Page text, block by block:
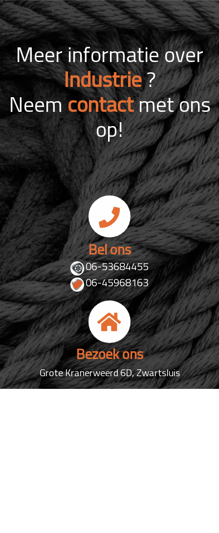
Meer informatie over
Industrie?
Neemcontactmet ons
op!
Bel ons
06-53684455
06-45968163
Bezoek ons
Grote Kranerweerd 6D, Zwartsluis